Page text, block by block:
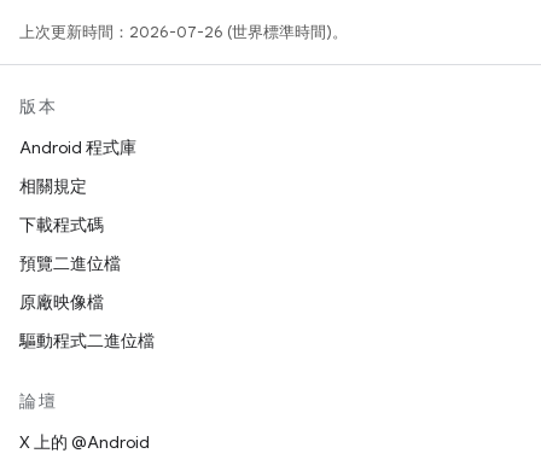
上次更新時間：2026-07-26 (世界標準時間)。
版本
Android 程式庫
相關規定
下載程式碼
預覽二進位檔
原廠映像檔
驅動程式二進位檔
論壇
X 上的 @Android